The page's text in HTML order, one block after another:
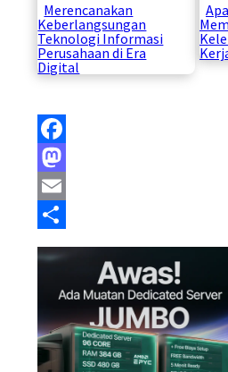
Merencanakan
Keberlangsungan
Teknologi Informasi
Perusahaan di Era
Digital
Facebook
Mastodon
Email
Share